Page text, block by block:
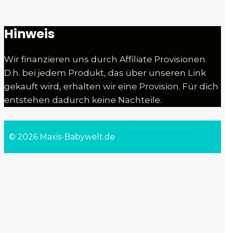
Hinweis
Wir finanzieren uns durch Affiliate Provisionen.
D.h. bei jedem Produkt, das über unseren Link
gekauft wird, erhalten wir eine Provision. Für dich
entstehen dadurch keine Nachteile.
© 2026 Maxis-Babywelt.de